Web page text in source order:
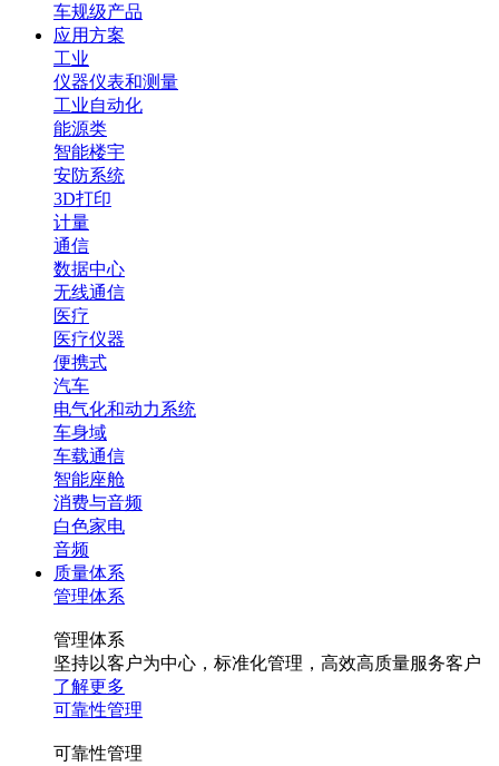
车规级产品
应用方案
工业
仪器仪表和测量
工业自动化
能源类
智能楼宇
安防系统
3D打印
计量
通信
数据中心
无线通信
医疗
医疗仪器
便携式
汽车
电气化和动力系统
车身域
车载通信
智能座舱
消费与音频
白色家电
音频
质量体系
管理体系
管理体系
坚持以客户为中心，标准化管理，高效高质量服务客户
了解更多
可靠性管理
可靠性管理